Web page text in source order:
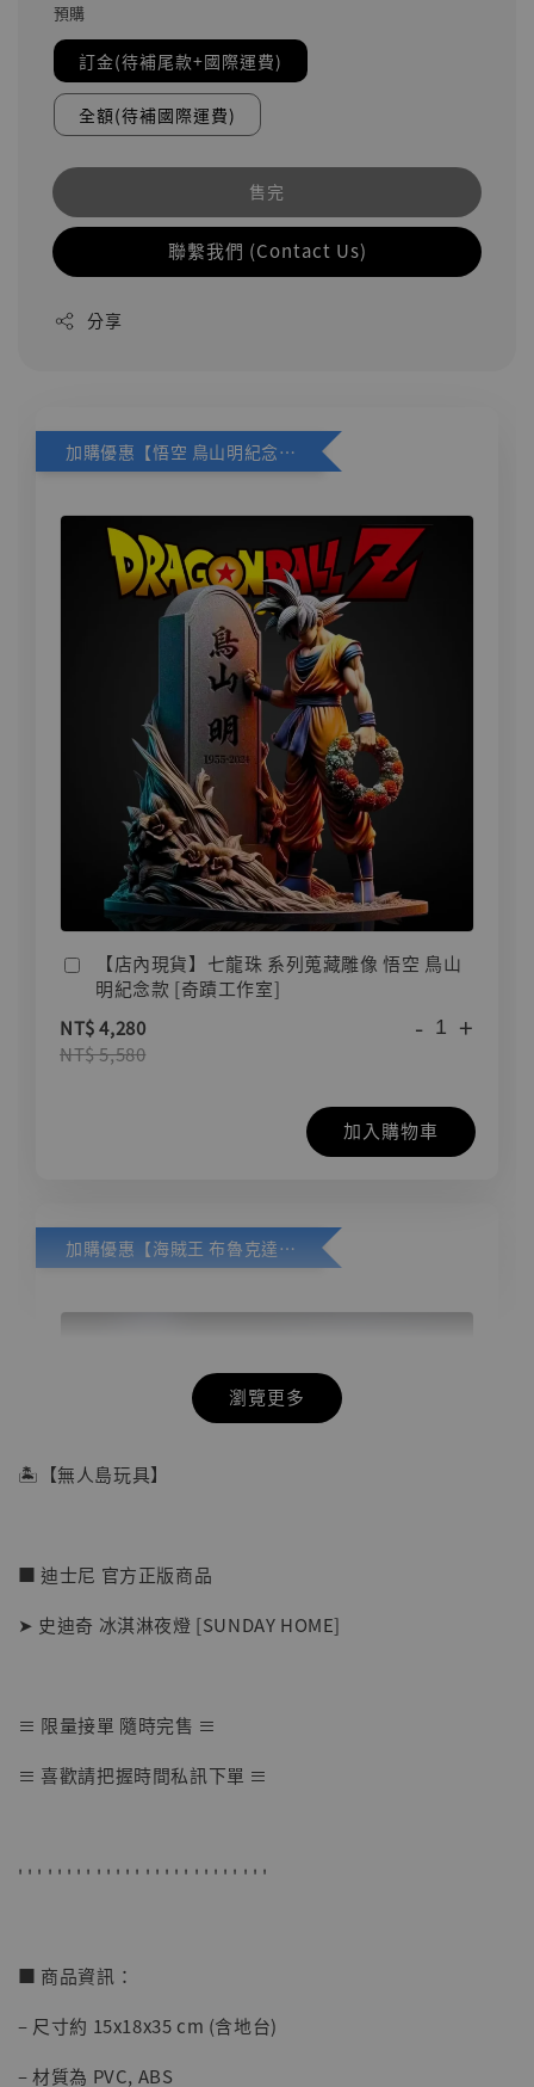
預購
訂金(待補尾款+國際運費)
全額(待補國際運費)
售完
聯繫我們 (Contact Us)
分享
加購優惠【悟空 鳥山明紀念款 [奇蹟工作室]】
【店內現貨】七龍珠 系列蒐藏雕像 悟空 鳥山
明紀念款 [奇蹟工作室]
NT$ 4,280
NT$ 5,580
- +
加入購物車
加購優惠【海賊王 布魯克達摩 [7STARS Studio]】
摩 [7STARS Studio]
瀏覽更多
🏝【無人島玩具】
■ 迪士尼 官方正版商品
➤ 史迪奇 冰淇淋夜燈 [SUNDAY HOME]
≡ 限量接單 隨時完售 ≡
≡ 喜歡請把握時間私訊下單 ≡
' ' ' ' ' ' ' ' ' ' ' ' ' ' ' ' ' ' ' ' ' ' ' ' ' '
■ 商品資訊：
– 尺寸約 15x18x35 cm (含地台)
– 材質為 PVC, ABS